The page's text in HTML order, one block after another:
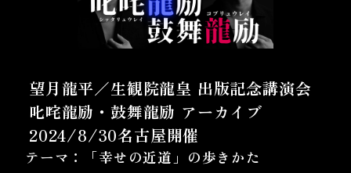
望月龍平／生観院龍皇 出版記念講演会
叱咤龍励・鼓舞龍励 アーカイブ
2024/8/30名古屋開催
テーマ：「幸せの近道」の歩きかた